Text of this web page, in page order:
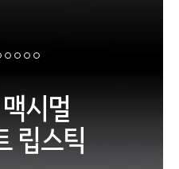
시멀
립스틱